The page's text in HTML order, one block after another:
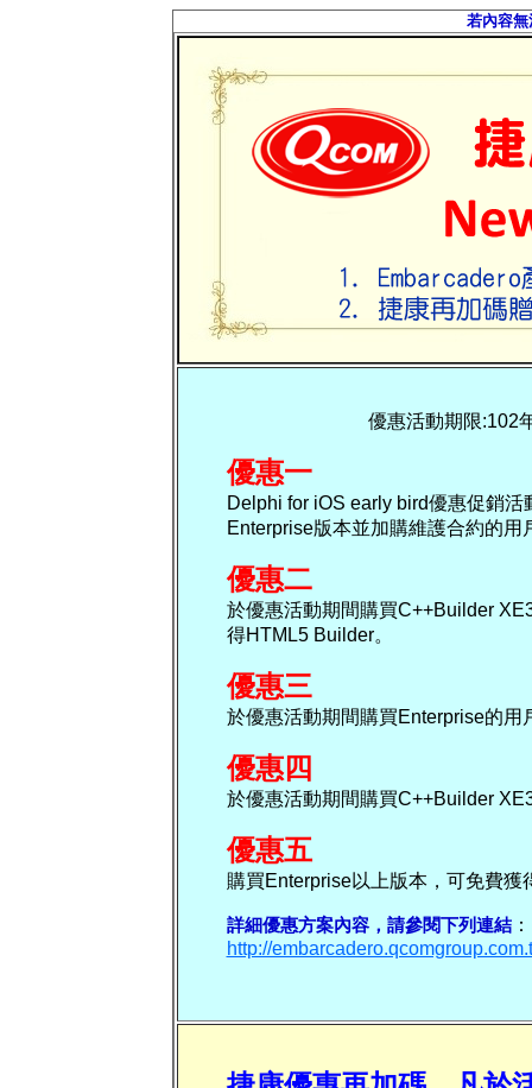
若內容
優惠活動期限:102
優惠一
Delphi for iOS early bird優惠促銷
Enterprise版本並加購維護合約的
優惠二
於優惠活動期間購買C++Builder
得HTML5 Builder。
優惠三
於優惠活動期間購買Enterprise的
優惠四
於優惠活動期間購買C++Builder
優惠五
購買Enterprise以上版本，可免費獲
詳細優惠方案內容，請參閱下列連結：
http://